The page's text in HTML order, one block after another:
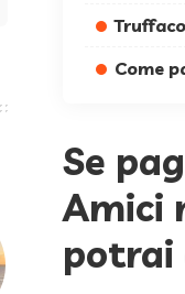
Come
Se
Amici
potrai